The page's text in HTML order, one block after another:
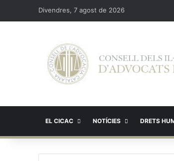
Divendres, 7 agost de 2026
EL CICAC NOTÍCIES DRETS